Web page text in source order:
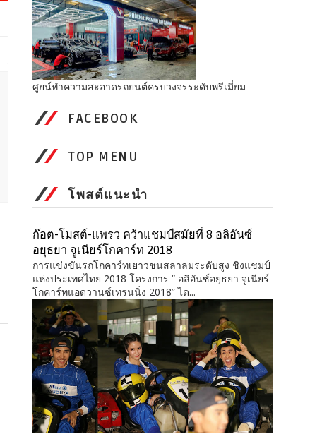
ศูยน์ทำความสะอาดรถยนต์ครบวงจรระดับพรีเมี่ยม
FACEBOOK
TOP MENU
โพสต์แนะนำ
ก๊อต-โมสต์-แพรว คว้าแชมป์สมัยที่ 8 อลิอันซ์
อยุธยา จูเนียร์โกคาร์ท 2018
การแข่งขันรถโกคาร์ทเยาวชนสลาลมระดับสูง ชิงแชมป์
แห่งประเทศไทย 2018 โครงการ “ อลิอันซ์อยุธยา จูเนียร์
โกคาร์ทแอดวานซ์เทรนนิ่ง 2018” ได...